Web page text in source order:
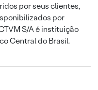
por seus clientes,
por
S/A é instituição
Central do Brasil.